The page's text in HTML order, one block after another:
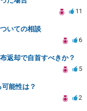
11
いての相談
6
返却で自首すべきか？
5
能性は？
2